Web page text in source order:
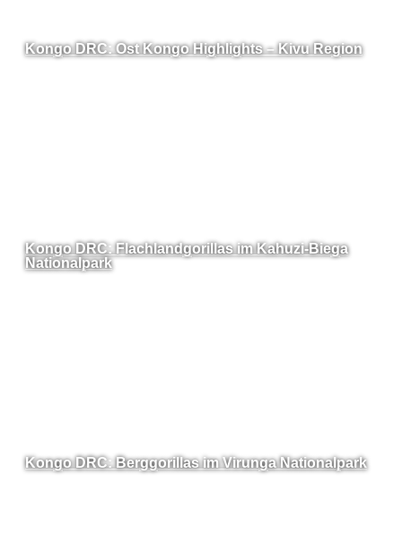
Kongo DRC: Ost Kongo Highlights – Kivu Region
Kongo DRC: Flachlandgorillas im Kahuzi-Biega
Nationalpark
Kongo DRC: Berggorillas im Virunga Nationalpark